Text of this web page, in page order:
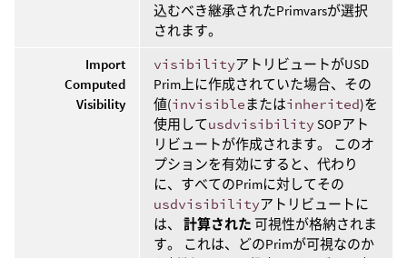
込むべき継承されたPrimvarsが選択
されます。
Import
Computed
Visibility
visibilityアトリビュートがUSD
Prim上に作成されていた場合、その
値(invisibleまたはinherited)を
使用してusdvisibility SOPアト
リビュートが作成されます。 このオ
プションを有効にすると、代わり
に、すべてのPrimに対してその
usdvisibilityアトリビュートに
は、 計算された 可視性が格納されま
す。 これは、どのPrimが可視なのか